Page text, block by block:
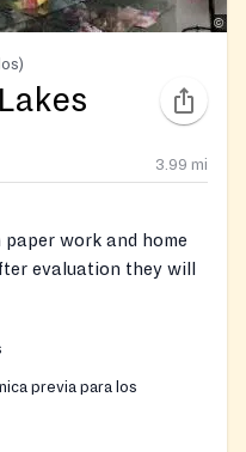
3.99 mi
work and home
evaluation they will
Lakes, Pemberton
previa para los